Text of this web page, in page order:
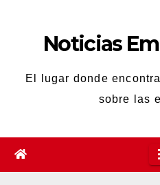
contenidoNoticias
El lugar donde
sobre las